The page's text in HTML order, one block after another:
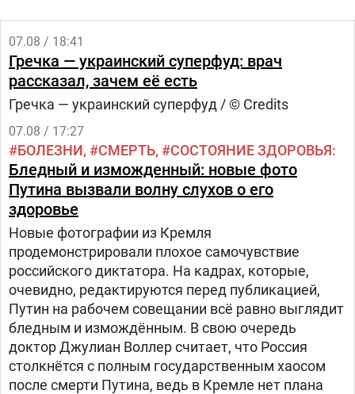
07.08 / 18:41
Гречка — украинский суперфуд: врач
рассказал, зачем её есть
Гречка — украинский суперфуд / © Credits
07.08 / 17:27
БОЛЕЗНИ СМЕРТЬ СОСТОЯНИЕ ЗДОРОВЬЯ
Бледный и изможденный: новые фото
Путина вызвали волну слухов о его
здоровье
Новые фотографии из Кремля
продемонстрировали плохое самочувствие
российского диктатора. На кадрах, которые,
очевидно, редактируются перед публикацией,
Путин на рабочем совещании всё равно выглядит
бледным и измождённым. В свою очередь
доктор Джулиан Воллер считает, что Россия
столкнётся с полным государственным хаосом
после смерти Путина, ведь в Кремле нет плана